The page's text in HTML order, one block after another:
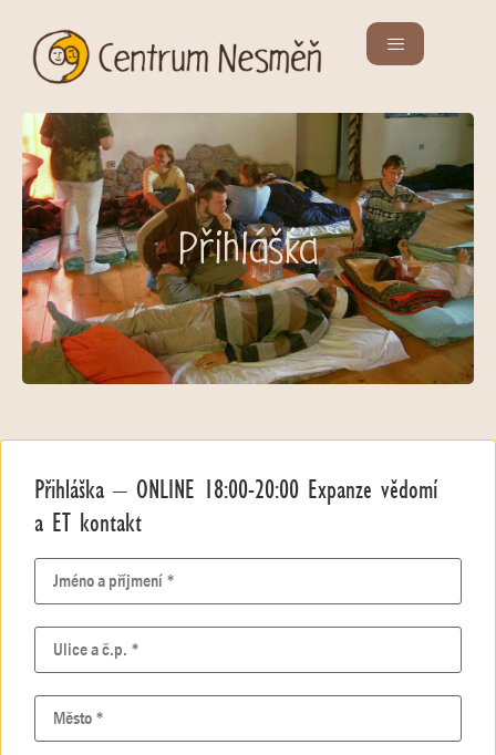
Přihláška
Přihláška – ONLINE 18:00-20:00 Expanze vědomí
a ET kontakt